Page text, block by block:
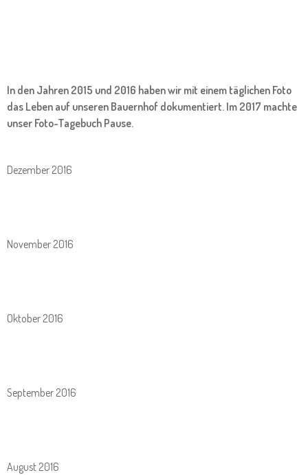
In den Jahren 2015 und 2016 haben wir mit einem täglichen Foto
das Leben auf unseren Bauernhof dokumentiert. Im 2017 machte
unser Foto-Tagebuch Pause.
Dezember 2016
November 2016
Oktober 2016
September 2016
August 2016